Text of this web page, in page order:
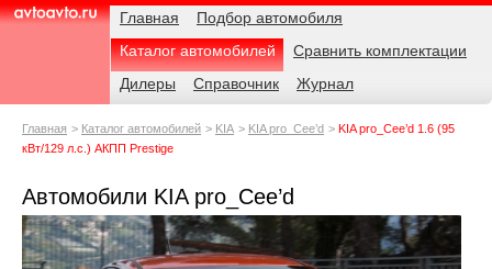
AvtoAvto.ru
Навигация Главная
Подбор автомобиля
Каталог автомобилей
Сравнить комплектации
Дилеры
Справочник Журнал
Родительские
Главная Каталог автомобилей KIA KIA pro_Cee’d
KIA pro_Cee’d 1.6 (95
кВт/129 л.с.) АКПП Prestige
Автомобили KIA pro_Cee’d
Примечания